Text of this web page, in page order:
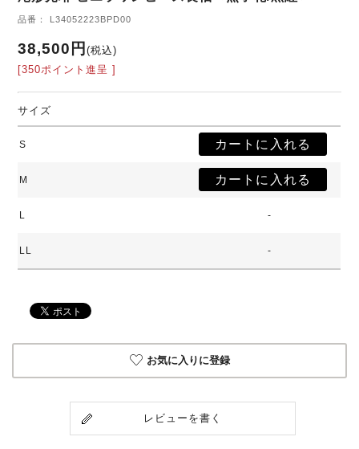
品番： L34052223BPD00
38,500円(税込)
[350ポイント進呈 ]
サイズ
S
M
L -
LL -
お気に入りに登録
レビューを書く